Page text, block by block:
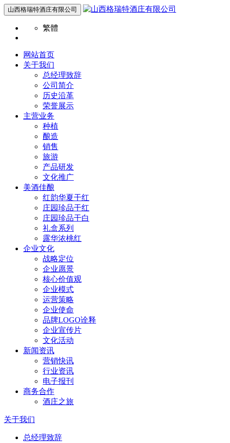
山西格瑞特酒庄有限公司
繁體
网站首页
关于我们
总经理致辞
公司简介
历史沿革
荣誉展示
主营业务
种植
酿造
销售
旅游
产品研发
文化推广
美酒佳酿
红韵华夏干红
庄园珍品干红
庄园珍品干白
礼盒系列
露华浓桃红
企业文化
战略定位
企业愿景
核心价值观
企业模式
运营策略
企业使命
品牌LOGO诠释
企业宣传片
文化活动
新闻资讯
营销快讯
行业资讯
电子报刊
商务合作
酒庄之旅
关于我们
总经理致辞